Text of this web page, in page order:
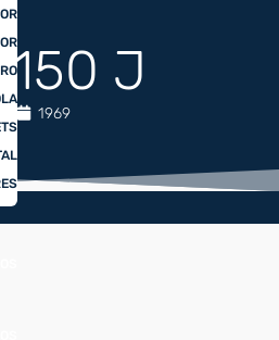
150 J
1969